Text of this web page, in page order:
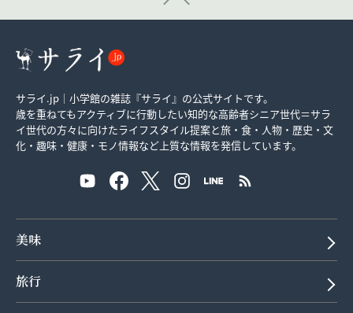
サライ.jp｜小学館の雑誌『サライ』の公式サイトです。
歳を重ねてもアクティブに行動したい知的な高齢者シニア世代＝サラ
イ世代の方々に向けたライフスタイル提案と旅・食・人物・歴史・文
化・趣味・健康・モノ情報など上質な情報を発信しています。
美味
旅行